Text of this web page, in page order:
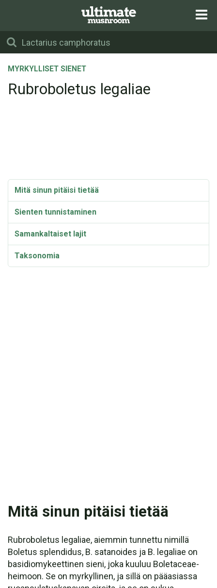
MYRKYLLISET SIENET
Rubroboletus legaliae
Mitä sinun pitäisi tietää
Sienten tunnistaminen
Samankaltaiset lajit
Taksonomia
Mitä sinun pitäisi tietää
Rubroboletus legaliae, aiemmin tunnettu nimillä
Boletus splendidus, B. satanoides ja B. legaliae on
basidiomykeettinen sieni, joka kuuluu Boletaceae-
heimoon. Se on myrkyllinen, ja sillä on pääasiassa